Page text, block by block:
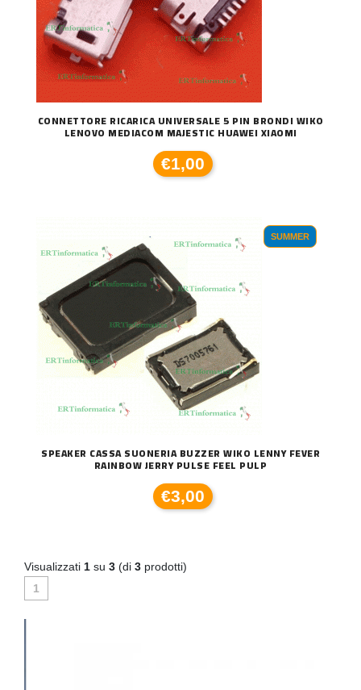
CONNETTORE RICARICA UNIVERSALE 5 PIN BRONDI WIKO
LENOVO MEDIACOM MAJESTIC HUAWEI XIAOMI
€1,00
SUMMER
SPEAKER CASSA SUONERIA BUZZER WIKO LENNY FEVER
RAINBOW JERRY PULSE FEEL PULP
€3,00
Visualizzati 1 su 3 (di 3 prodotti)
1